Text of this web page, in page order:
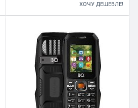
ХОЧУ ДЕШЕВЛЕ!